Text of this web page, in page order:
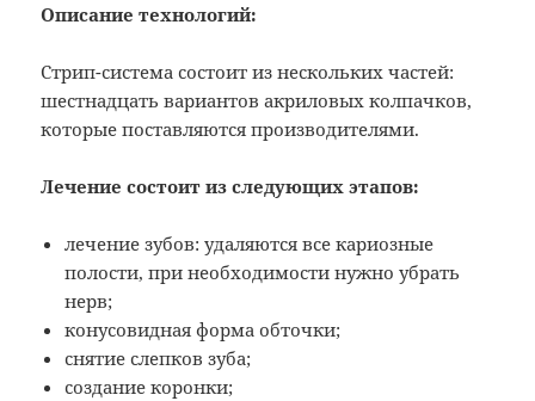
Описание технологий:
Стрип-система состоит из нескольких частей:
шестнадцать вариантов акриловых колпачков,
которые поставляются производителями.
Лечение состоит из следующих этапов:
лечение зубов: удаляются все кариозные
полости, при необходимости нужно убрать
нерв;
конусовидная форма обточки;
снятие слепков зуба;
создание коронки;